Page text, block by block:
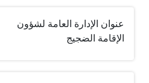
عنوان الإدارة العامة لشؤون
الإقامة الضجيج